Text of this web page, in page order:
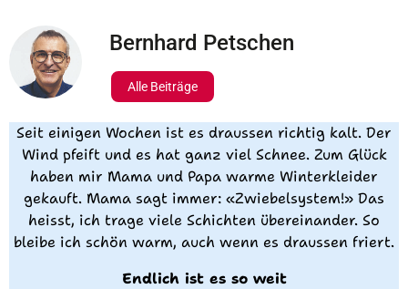
Bernhard Petschen
Alle Beiträge
Seit einigen Wochen ist es draussen richtig kalt. Der
Wind pfeift und es hat ganz viel Schnee. Zum Glück
haben mir Mama und Papa warme Winterkleider
gekauft. Mama sagt immer: «Zwiebelsystem!» Das
heisst, ich trage viele Schichten übereinander. So
bleibe ich schön warm, auch wenn es draussen friert.
Endlich ist es so weit